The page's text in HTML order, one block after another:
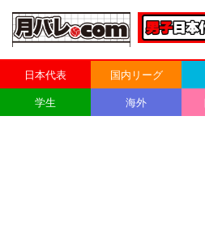
日本代表 国内リーグ
学生 海外